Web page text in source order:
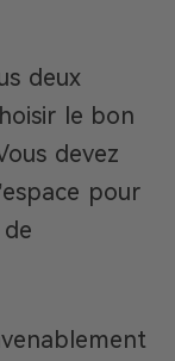
deux
le bon
devez
pour